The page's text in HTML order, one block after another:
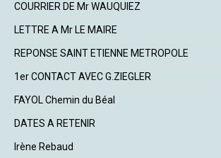
COURRIER DE Mr WAUQUIEZ
LETTRE A Mr LE MAIRE
REPONSE SAINT ETIENNE METROPOLE
1er CONTACT AVEC G.ZIEGLER
FAYOL Chemin du Béal
DATES A RETENIR
Irène Rebaud